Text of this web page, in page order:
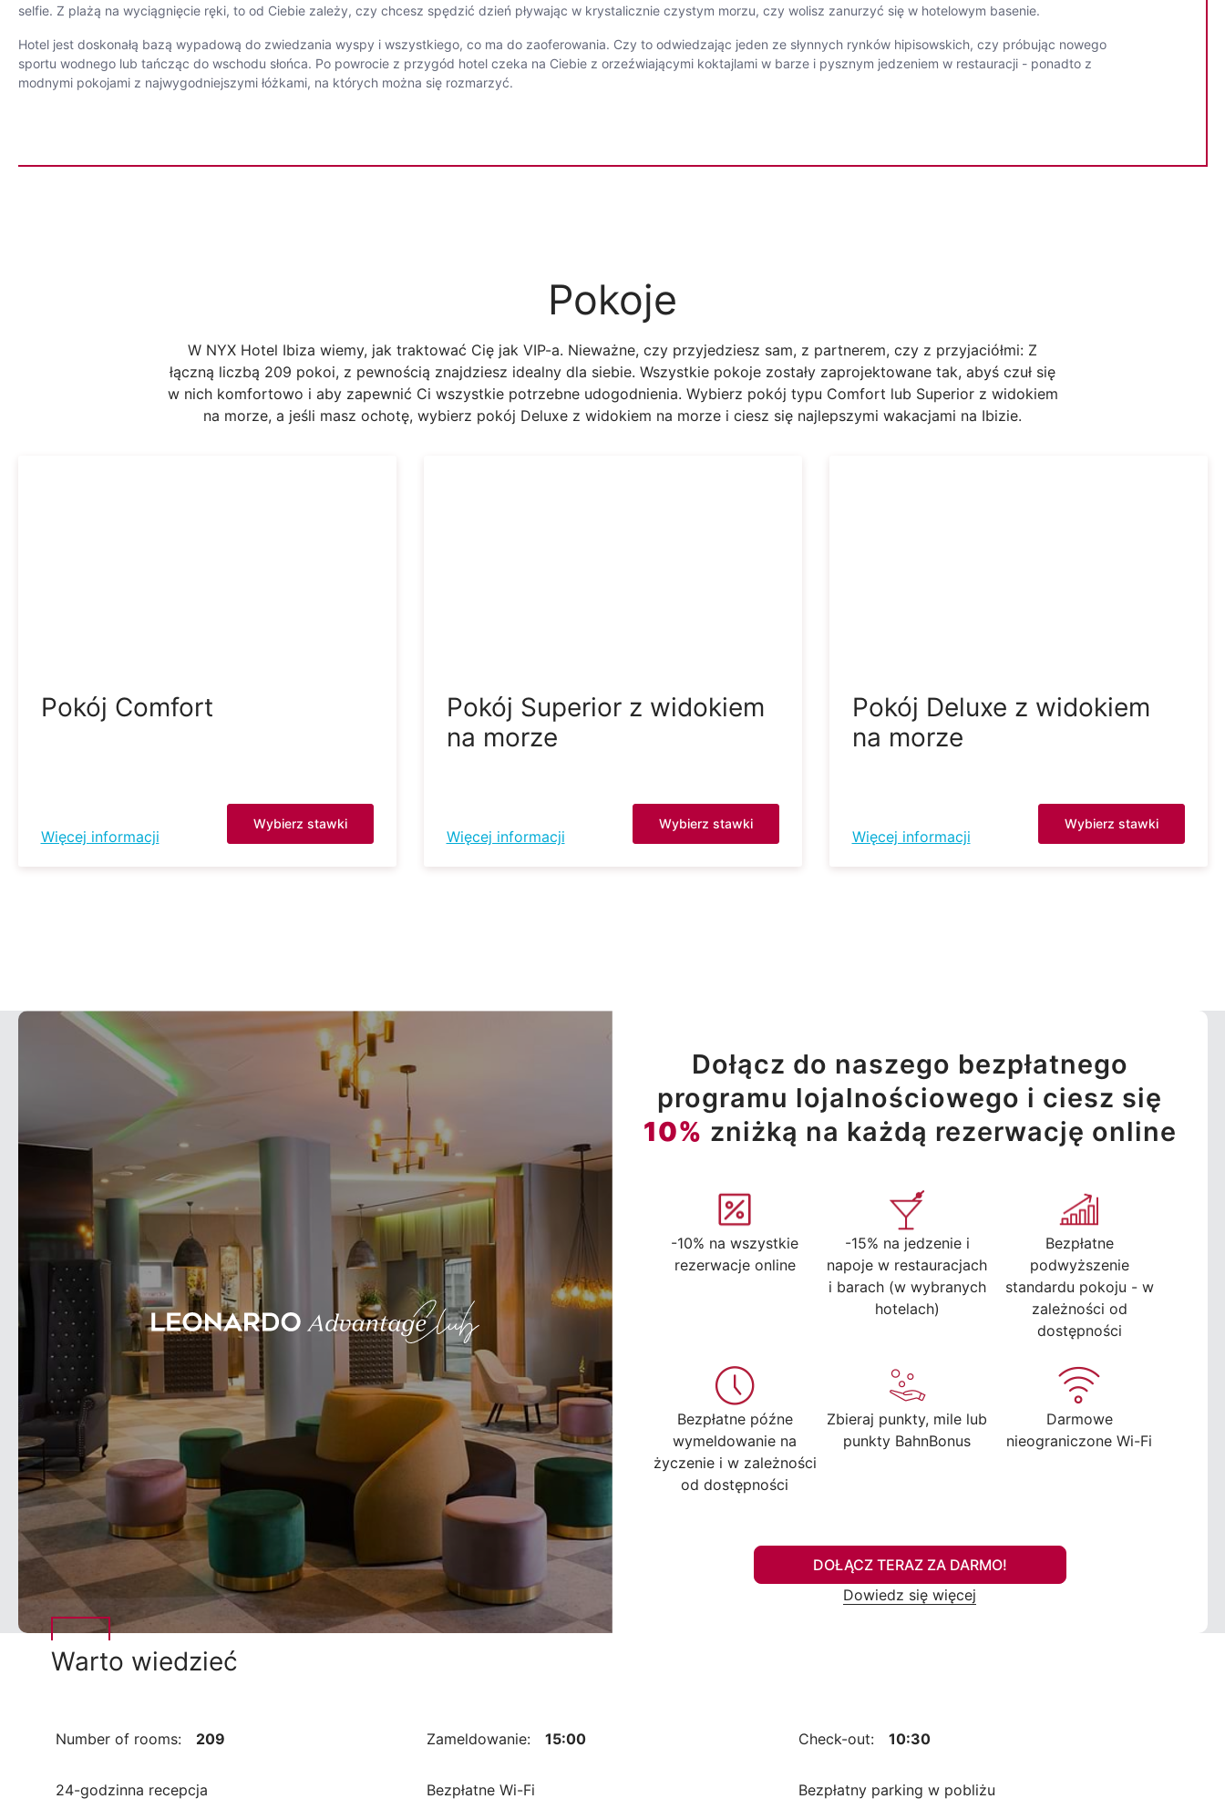
selfie. Z plażą na wyciągnięcie ręki, to od Ciebie zależy, czy chcesz spędzić dzień pływając w krystalicznie czystym morzu, czy wolisz zanurzyć się w hotelowym basenie.
Hotel jest doskonałą bazą wypadową do zwiedzania wyspy i wszystkiego, co ma do zaoferowania. Czy to odwiedzając jeden ze słynnych rynków hipisowskich, czy próbując nowego
sportu wodnego lub tańcząc do wschodu słońca. Po powrocie z przygód hotel czeka na Ciebie z orzeźwiającymi koktajlami w barze i pysznym jedzeniem w restauracji - ponadto z
modnymi pokojami z najwygodniejszymi łóżkami, na których można się rozmarzyć.
Pokoje
W NYX Hotel Ibiza wiemy, jak traktować Cię jak VIP-a. Nieważne, czy przyjedziesz sam, z partnerem, czy z przyjaciółmi: Z
łączną liczbą 209 pokoi, z pewnością znajdziesz idealny dla siebie. Wszystkie pokoje zostały zaprojektowane tak, abyś czuł się
w nich komfortowo i aby zapewnić Ci wszystkie potrzebne udogodnienia. Wybierz pokój typu Comfort lub Superior z widokiem
na morze, a jeśli masz ochotę, wybierz pokój Deluxe z widokiem na morze i ciesz się najlepszymi wakacjami na Ibizie.
Pokój Comfort
Więcej informacji
Wybierz stawki
Pokój Superior z widokiem
na morze
Więcej informacji
Wybierz stawki
Pokój Deluxe z widokiem
na morze
Więcej informacji
Wybierz stawki
Dołącz do naszego bezpłatnego
programu lojalnościowego i ciesz się
10% zniżką na każdą rezerwację online
-10% na wszystkie
rezerwacje online
-15% na jedzenie i
napoje w restauracjach
i barach (w wybranych
hotelach)
Bezpłatne
podwyższenie
standardu pokoju - w
zależności od
dostępności
Bezpłatne późne
wymeldowanie na
życzenie i w zależności
od dostępności
Zbieraj punkty, mile lub
punkty BahnBonus
Darmowe
nieograniczone Wi-Fi
DOŁĄCZ TERAZ ZA DARMO!
Dowiedz się więcej
Warto wiedzieć
Number of rooms: 209 Zameldowanie: 15:00 Check-out: 10:30
24-godzinna recepcja Bezpłatne Wi-Fi Bezpłatny parking w pobliżu